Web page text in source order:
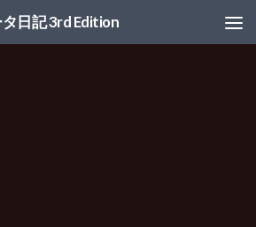
日記 3rd Edition